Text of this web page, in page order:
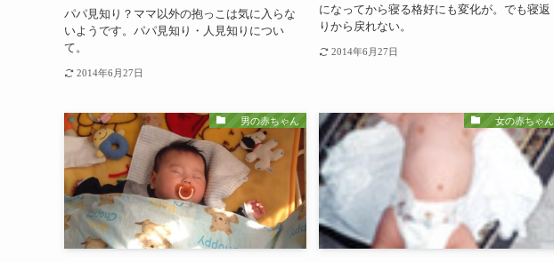
パパ見知り？ママ以外の抱っこは気に入らな
いようです。パパ見知り・人見知りについ
て。
2014年6月27日
になってから寝る格好にも変化が。でも寝返
りから戻れない。
2014年6月27日
男の赤ちゃん 女の赤ちゃん